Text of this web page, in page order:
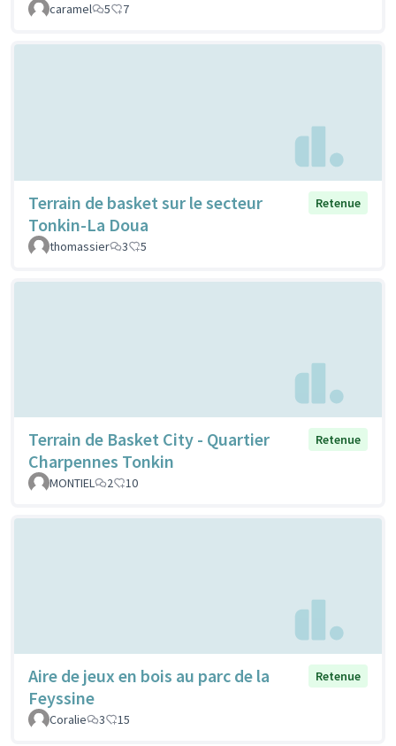
caramel 5 7
Terrain de basket sur le secteur
Tonkin-La Doua
Retenue
thomassier 3 5
Terrain de Basket City - Quartier
Charpennes Tonkin
Retenue
MONTIEL 2 10
Aire de jeux en bois au parc de la
Feyssine
Retenue
Coralie 3 15